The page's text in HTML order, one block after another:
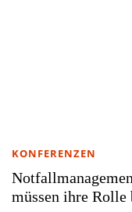
müssen ihre
KONFERENZEN